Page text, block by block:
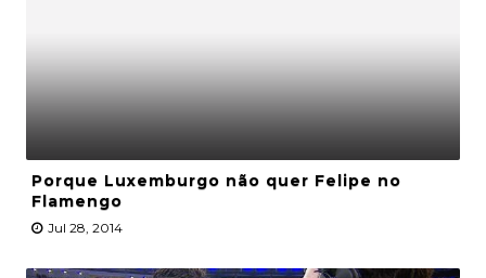
Porque Luxemburgo não quer Felipe no
Flamengo
Jul 28, 2014